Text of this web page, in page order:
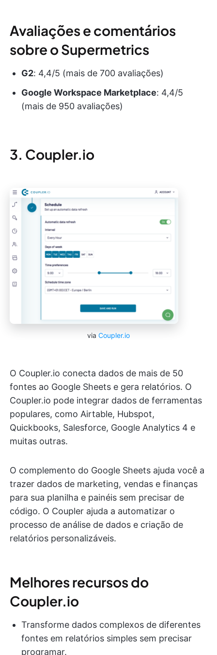
Avaliações e comentários
sobre o Supermetrics
G2: 4,4/5 (mais de 700 avaliações)
Google Workspace Marketplace: 4,4/5
(mais de 950 avaliações)
3. Coupler.io
via Coupler.io
O Coupler.io conecta dados de mais de 50
fontes ao Google Sheets e gera relatórios. O
Coupler.io pode integrar dados de ferramentas
populares, como Airtable, Hubspot,
Quickbooks, Salesforce, Google Analytics 4 e
muitas outras.
O complemento do Google Sheets ajuda você a
trazer dados de marketing, vendas e finanças
para sua planilha e painéis sem precisar de
código. O Coupler ajuda a automatizar o
processo de análise de dados e criação de
relatórios personalizáveis.
Melhores recursos do
Coupler.io
Transforme dados complexos de diferentes
fontes em relatórios simples sem precisar
programar.